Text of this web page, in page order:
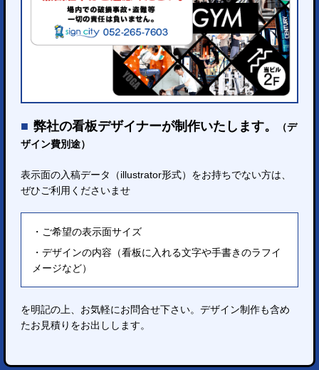
弊社の看板デザイナーが制作いたします。
（デ
ザイン費別途）
表示面の入稿データ（illustrator形式）をお持ちでない方は、
ぜひご利用くださいませ
ご希望の表示面サイズ
デザインの内容（看板に入れる文字や手書きのラフイ
メージなど）
を明記の上、お気軽にお問合せ下さい。デザイン制作も含め
たお見積りをお出しします。